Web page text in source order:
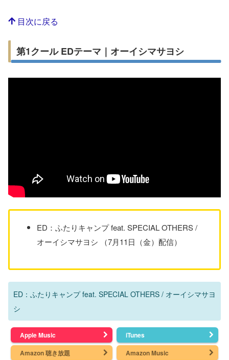
目次に戻る
第1クール EDテーマ｜オーイシマサヨシ
ED：ふたりキャンプ feat. SPECIAL OTHERS /
オーイシマサヨシ （7月11日（金）配信）
ED：ふたりキャンプ feat. SPECIAL OTHERS / オーイシマサヨ
シ
Apple Music
iTunes
Amazon 聴き放題
Amazon Music